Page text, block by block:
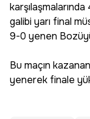
galibi yarı final
9-0 yenen
Bu maçın
yenerek finale